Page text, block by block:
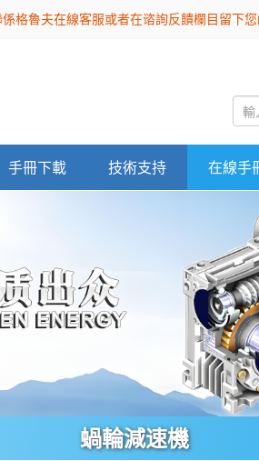
格魯夫在線客服或者在谘詢反饋欄目留下
手冊下載 技術支持 在線手
蝸輪減速機